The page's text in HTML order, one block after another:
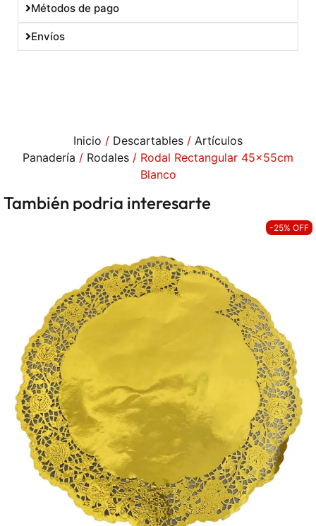
Métodos de pago
Envíos
Inicio / Descartables / Artículos
Panadería / Rodales / Rodal Rectangular 45x55cm
Blanco
También podria interesarte
-25% OFF